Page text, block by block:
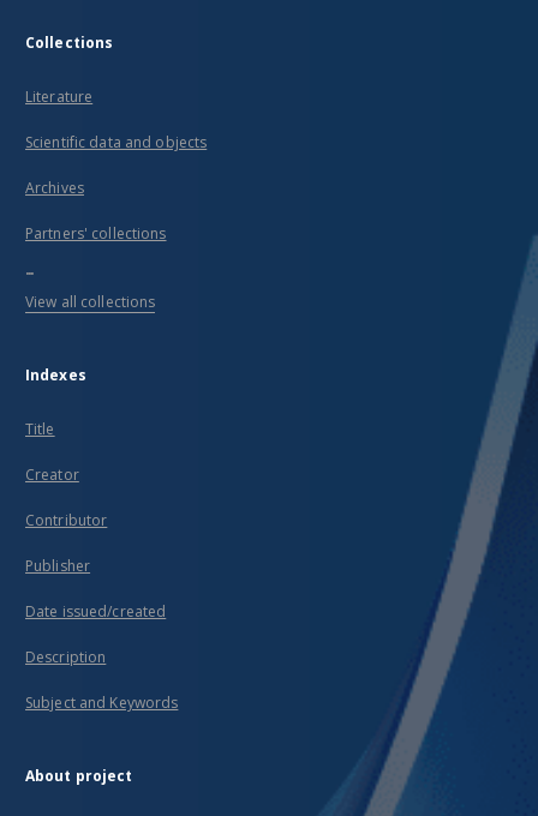
Collections
Literature
Scientific data and objects
Archives
Partners' collections
...
View all collections
Indexes
Title
Creator
Contributor
Publisher
Date issued/created
Description
Subject and Keywords
About project